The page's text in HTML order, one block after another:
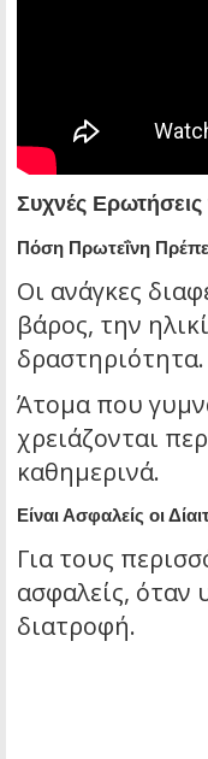
Συχνές Ερωτήσεις
Πόση Πρωτεΐνη
Οι ανάγκες
βάρος, την
δραστηριότητα.
Άτομα που
χρειάζονται
καθημερινά.
Είναι Ασφαλείς οι
Για τους
ασφαλείς, όταν
διατροφή.